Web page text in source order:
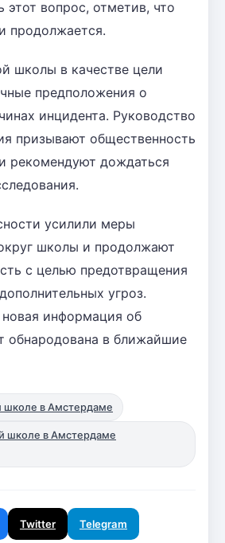
этот вопрос, отметив, что
продолжается.
школы в качестве цели
предположения о
инцидента. Руководство
призывают общественность
рекомендуют дождаться
усилили меры
школы и продолжают
с целью предотвращения
угроз.
информация об
обнародована в ближайшие
школе в Амстердаме
школе в Амстердаме
Twitter Telegram